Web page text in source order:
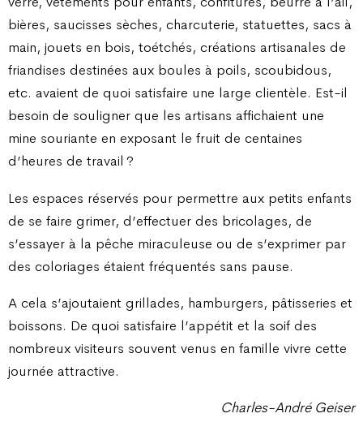
bières, saucisses sèches, charcuterie, statuettes, sacs à
main, jouets en bois, toétchés, créations artisanales de
friandises destinées aux boules à poils, scoubidous,
etc. avaient de quoi satisfaire une large clientèle. Est-il
besoin de souligner que les artisans affichaient une
mine souriante en exposant le fruit de centaines
d’heures de travail ?
Les espaces réservés pour permettre aux petits enfants
de se faire grimer, d’effectuer des bricolages, de
s’essayer à la pêche miraculeuse ou de s’exprimer par
des coloriages étaient fréquentés sans pause.
A cela s’ajoutaient grillades, hamburgers, pâtisseries et
boissons. De quoi satisfaire l’appétit et la soif des
nombreux visiteurs souvent venus en famille vivre cette
journée attractive.
Charles-André Geiser